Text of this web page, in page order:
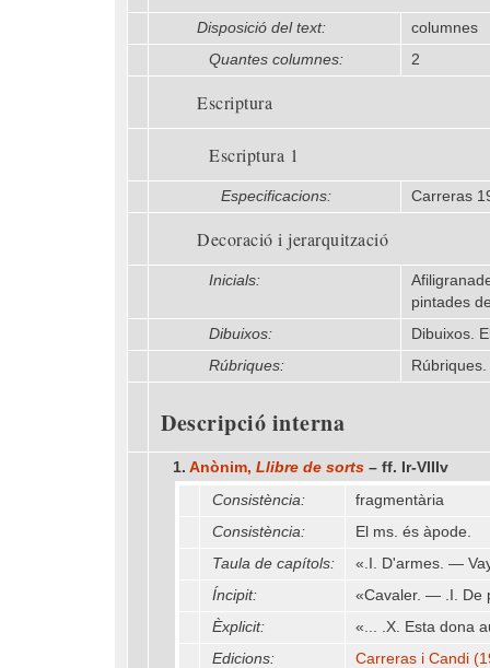
Disposició del text:
columnes
Quantes columnes:
2
Escriptura
Escriptura 1
Especificacions: Carreras
Decoració i jerarquització
Inicials:
pintades
Dibuixos:
Dibuixos.
Rúbriques:
Descripció interna
1. Anònim, Llibre de sorts – ff. Ir-VIIIv
Consistència:
fragmentària
Consistència:
El ms. és àpode.
Taula de capítols:
«.I. D'armes. —
Íncipit:
«Cavaler. — .I. De
Èxplicit:
«... .X. Esta dona
Edicions:
Carreras i Candi